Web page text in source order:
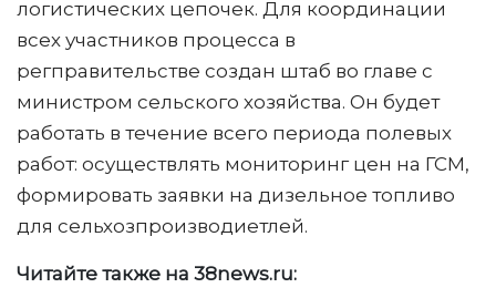
логистических цепочек. Для координации
всех участников процесса в
регправительстве создан штаб во главе с
министром сельского хозяйства. Он будет
работать в течение всего периода полевых
работ: осуществлять мониторинг цен на ГСМ,
формировать заявки на дизельное топливо
для сельхозпроизводиетлей.
Читайте также на 38news.ru: